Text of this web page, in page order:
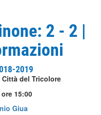
2 - 2 |
2019
del Tricolore
15:00
Giua